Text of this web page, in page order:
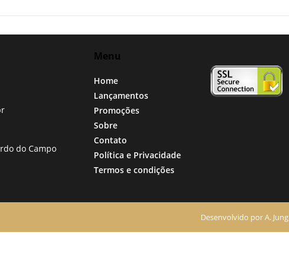
do Campo
Menu
Home
Lançamentos
Promoções
Sobre
Contato
Política e Privacidade
Termos e condições
Desenvolvido porA. Jung